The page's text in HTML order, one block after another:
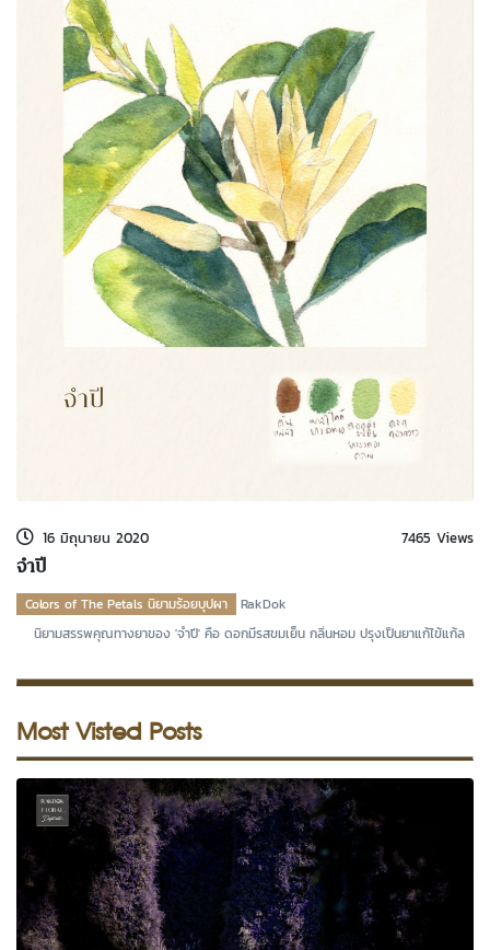
CONTACT
Channel Facebook
Channel Instagram
Twitter
Channel Youtube
16 มิถุนายน 2020 7465 Views
จําปี
Colors of The Petals นิยามร้อยบุปผา
RakDok
นิยามสรรพคุณทางยาของ 'จําปี' คือ ดอกมีรสขมเย็น กลิ่นหอม ปรุงเป็นยาแก้ไข้แก้ล
Most Visted Posts